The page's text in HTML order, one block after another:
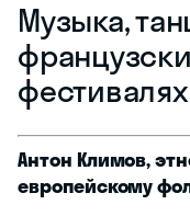
Музыка,
фестивалях
Антон Климов,
европейскому